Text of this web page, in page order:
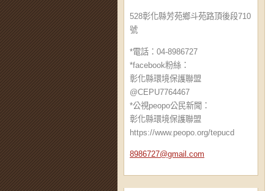
528彰化縣芳苑鄉斗苑路頂後段710
號
*電話：04-8986727
*facebook粉絲：
彰化縣環境保護聯盟
@CEPU7764467
*公視peopo公民新聞：
彰化縣環境保護聯盟
https://www.peopo.org/tepucd
8986727@gmail.com